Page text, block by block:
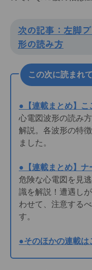
次の記事：左脚
形の読み方
この次に読まれ
●【連載まとめ】こ
心電図波形の読み
解説。各波形の特
ました。
●【連載まとめ】ナ
危険な心電図を見
識を解説！遭遇し
わせて、注意する
す。
●そのほかの連載は